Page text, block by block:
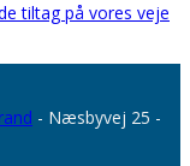
tiltag på vores veje
- Næsbyvej 25 -